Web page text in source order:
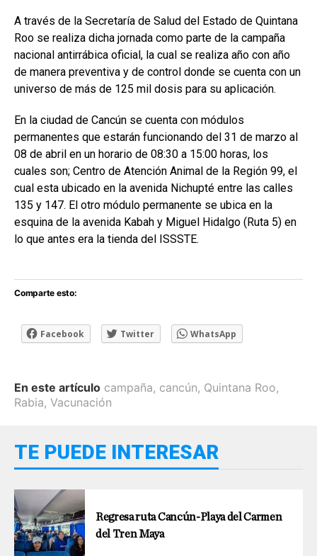
A través de la Secretaría de Salud del Estado de Quintana
Roo se realiza dicha jornada como parte de la campaña
nacional antirrábica oficial, la cual se realiza año con año
de manera preventiva y de control donde se cuenta con un
universo de más de 125 mil dosis para su aplicación.
En la ciudad de Cancún se cuenta con módulos
permanentes que estarán funcionando del 31 de marzo al
08 de abril en un horario de 08:30 a 15:00 horas, los
cuales son; Centro de Atención Animal de la Región 99, el
cual esta ubicado en la avenida Nichupté entre las calles
135 y 147. El otro módulo permanente se ubica en la
esquina de la avenida Kabah y Miguel Hidalgo (Ruta 5) en
lo que antes era la tienda del ISSSTE.
Comparte esto:
Facebook Twitter WhatsApp
En este artículo campaña, cancún, Quintana Roo,
Rabia, Vacunación
TE PUEDE INTERESAR
Regresa ruta Cancún-Playa del Carmen
del Tren Maya